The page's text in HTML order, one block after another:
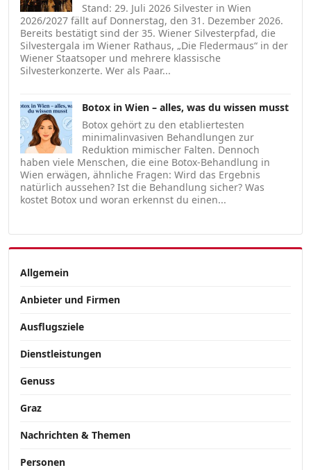
Stand: 29. Juli 2026 Silvester in Wien
2026/2027 fällt auf Donnerstag, den 31. Dezember 2026.
Bereits bestätigt sind der 35. Wiener Silvesterpfad, die
Silvestergala im Wiener Rathaus, „Die Fledermaus“ in der
Wiener Staatsoper und mehrere klassische
Silvesterkonzerte. Wer als Paar...
Botox in Wien – alles, was du wissen musst
Botox gehört zu den etabliertesten
minimalinvasiven Behandlungen zur
Reduktion mimischer Falten. Dennoch
haben viele Menschen, die eine Botox-Behandlung in
Wien erwägen, ähnliche Fragen: Wird das Ergebnis
natürlich aussehen? Ist die Behandlung sicher? Was
kostet Botox und woran erkennst du einen...
Allgemein
Anbieter und Firmen
Ausflugsziele
Dienstleistungen
Genuss
Graz
Nachrichten & Themen
Personen